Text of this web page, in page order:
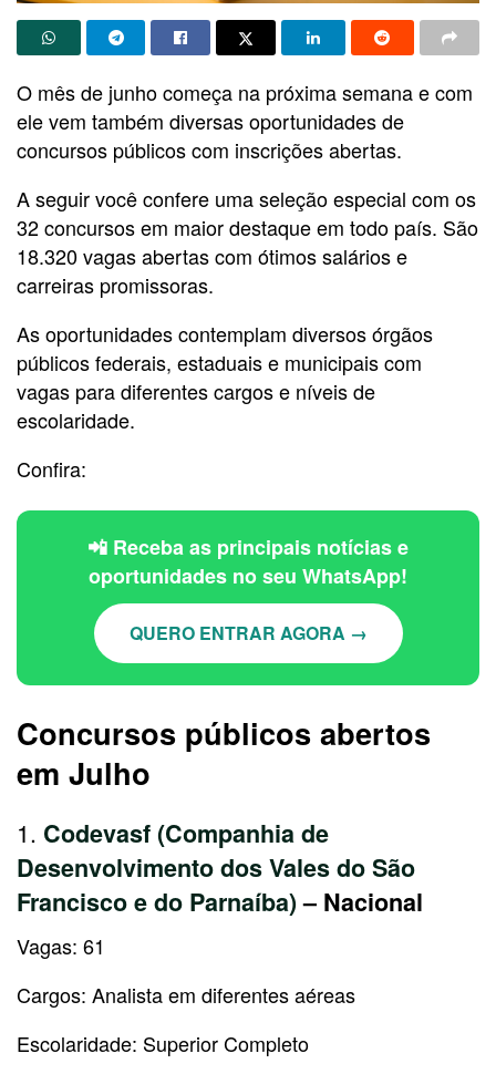
O mês de junho começa na próxima semana e com
ele vem também diversas oportunidades de
concursos públicos com inscrições abertas.
A seguir você confere uma seleção especial com os
32 concursos em maior destaque em todo país. São
18.320 vagas abertas com ótimos salários e
carreiras promissoras.
As oportunidades contemplam diversos órgãos
públicos federais, estaduais e municipais com
vagas para diferentes cargos e níveis de
escolaridade.
Confira:
📲 Receba as principais notícias e
oportunidades no seu WhatsApp!
QUERO ENTRAR AGORA →
Concursos públicos abertos
em Julho
1. Codevasf (Companhia de
Desenvolvimento dos Vales do São
Francisco e do Parnaíba)– Nacional
Vagas: 61
Cargos: Analista em diferentes aéreas
Escolaridade: Superior Completo